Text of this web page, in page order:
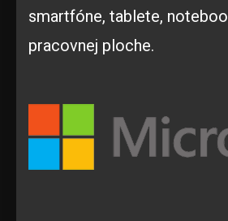
smartfóne, tablete,
pracovnej ploche.